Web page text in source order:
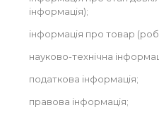
інформація);
інформація про товар
науково-технічна
податкова інформація;
правова інформація;